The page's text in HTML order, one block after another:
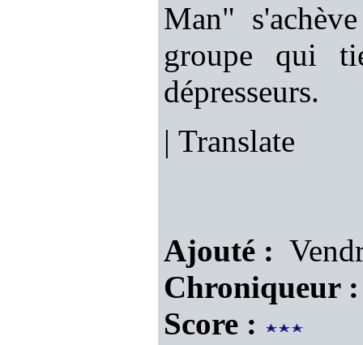
Man"
groupe qui
dépresseurs.
| Translate
Ajouté :
Chroniqueur :
Score :